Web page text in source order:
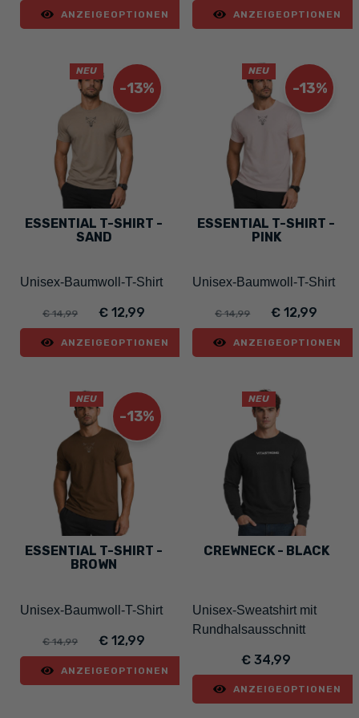
ANZEIGEOPTIONEN ANZEIGEOPTIONEN
-13%
NEU
ESSENTIAL T-SHIRT -
SAND
Unisex-Baumwoll-T-Shirt
€ 14,99 € 12,99
ANZEIGEOPTIONEN
-13%
NEU
ESSENTIAL T-SHIRT -
PINK
Unisex-Baumwoll-T-Shirt
€ 14,99 € 12,99
ANZEIGEOPTIONEN
-13%
NEU
ESSENTIAL T-SHIRT -
BROWN
Unisex-Baumwoll-T-Shirt
€ 14,99 € 12,99
ANZEIGEOPTIONEN
NEU
CREWNECK - BLACK
Unisex-Sweatshirt mit
Rundhalsausschnitt
€ 34,99
ANZEIGEOPTIONEN